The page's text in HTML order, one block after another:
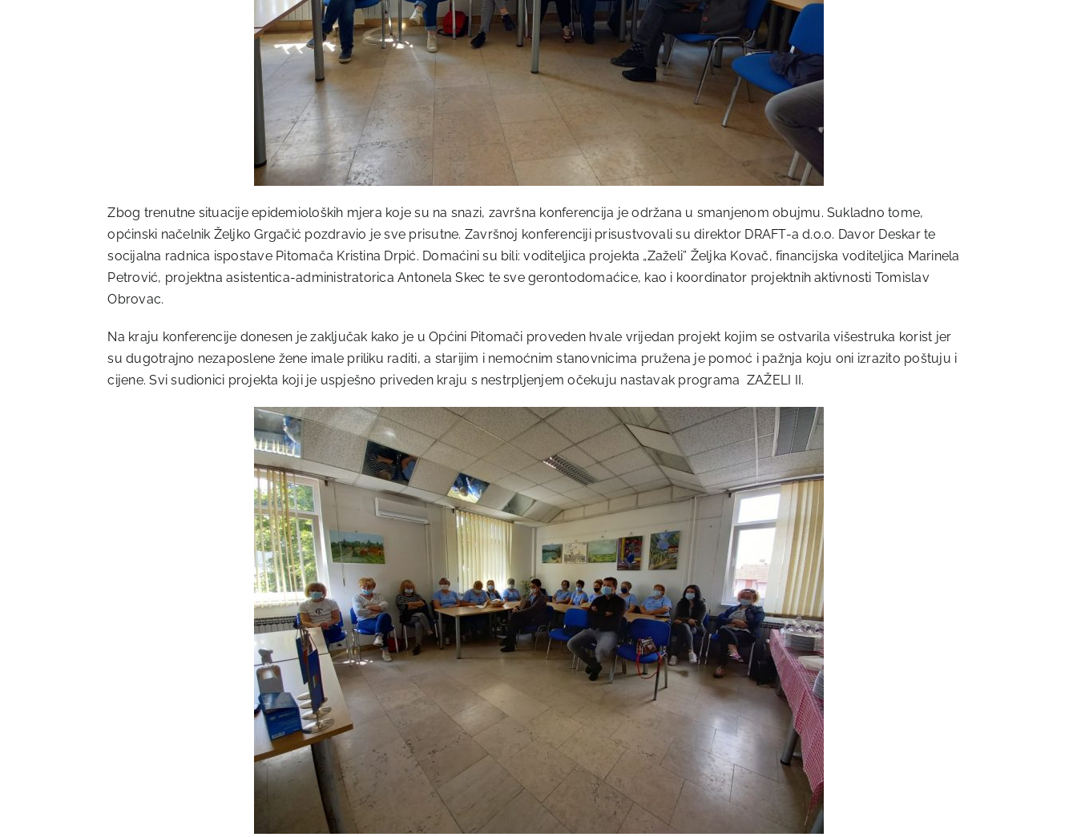
Zbog trenutne situacije epidemioloških mjera koje su na snazi, završna konferencija je održana u smanjenom obujmu. Sukladno tome,
općinski načelnik Željko Grgačić pozdravio je sve prisutne. Završnoj konferenciji prisustvovali su direktor DRAFT-a d.o.o. Davor Deskar te
socijalna radnica ispostave Pitomača Kristina Drpić. Domaćini su bili: voditeljica projekta „Zaželi” Željka Kovač, financijska voditeljica Marinela
Petrović, projektna asistentica-administratorica Antonela Skec te sve gerontodomaćice, kao i koordinator projektnih aktivnosti Tomislav
Obrovac.
Na kraju konferencije donesen je zaključak kako je u Općini Pitomači proveden hvale vrijedan projekt kojim se ostvarila višestruka korist jer
su dugotrajno nezaposlene žene imale priliku raditi, a starijim i nemoćnim stanovnicima pružena je pomoć i pažnja koju oni izrazito poštuju i
cijene. Svi sudionici projekta koji je uspješno priveden kraju s nestrpljenjem očekuju nastavak programa ZAŽELI II.